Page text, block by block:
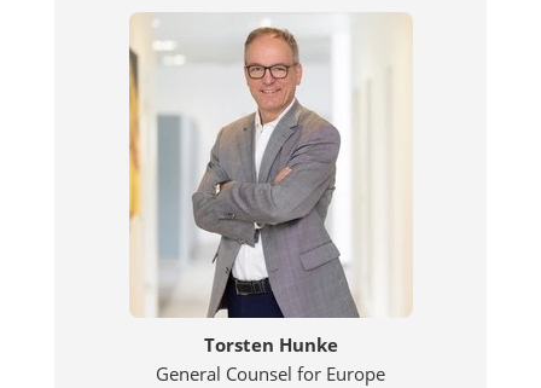
Torsten Hunke
General Counsel for Europe